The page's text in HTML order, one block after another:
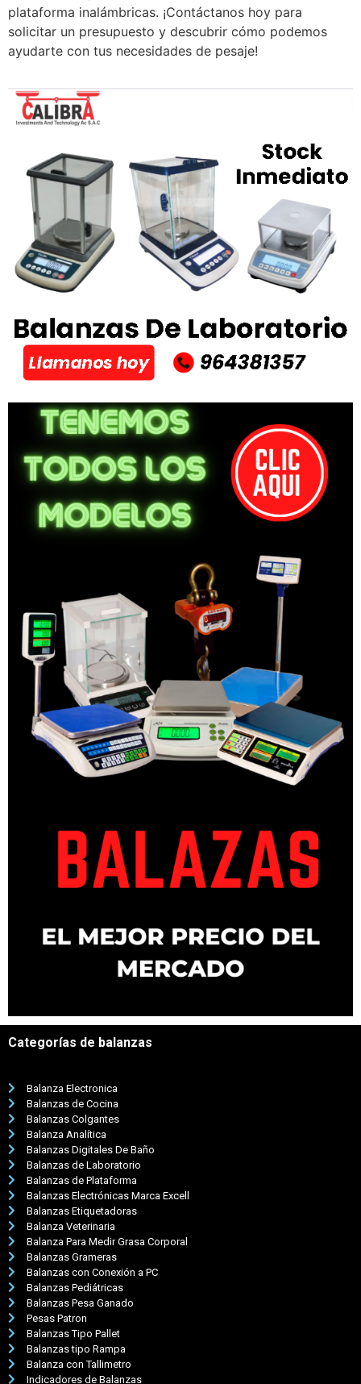
plataforma inalámbricas. ¡Contáctanos hoy para
solicitar un presupuesto y descubrir cómo podemos
ayudarte con tus necesidades de pesaje!
Categorías de balanzas
Balanza Electronica
Balanzas de Cocina
Balanzas Colgantes
Balanza Analítica
Balanzas Digitales De Baño
Balanzas de Laboratorio
Balanzas de Plataforma
Balanzas Electrónicas Marca Excell
Balanzas Etiquetadoras
Balanza Veterinaria
Balanza Para Medir Grasa Corporal
Balanzas Grameras
Balanzas con Conexión a PC
Balanzas Pediátricas
Balanzas Pesa Ganado
Pesas Patron
Balanzas Tipo Pallet
Balanzas tipo Rampa
Balanza con Tallimetro
Indicadores de Balanzas